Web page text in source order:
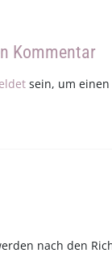
Kommentar
sein, um
nach den